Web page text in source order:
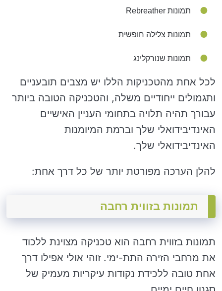
תמונות Rebreather
תמונות צלילה חופשית
תמונות שנורקלינג
לכל אחת מהטכניקות הללו יש מצבים תובעניים
ותגמולים ייחודיים משלה, והטכניקה הטובה ביותר
עבורך תהיה תלויה בתחומי העניין האישיים
האינדיבידואלי שלך וברמת המיומנות
האינדיבידואלי שלך.
להלן הערכה מפורטת יותר של כל דרך אחת:
תמונות בזווית רחבה
תמונות בזווית רחבה הוא טכניקה מצוינת ללכוד
את מרחבי הזירה התת-ימי. זוהי אולי אפילו דרך
אחת טובה ללכידת נקודות עיקריות מעמיק של